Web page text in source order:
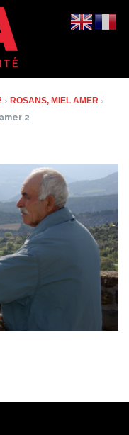
› ROSANS, MIEL AMER ›
2